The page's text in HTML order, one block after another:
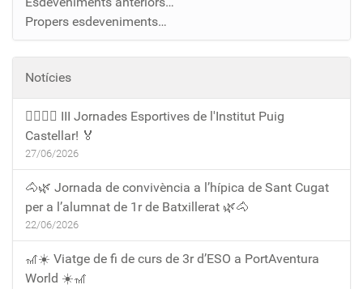
Propers esdeveniments…
Notícies
🏃‍♀️🏃‍♂️ III Jornades Esportives de l'Institut Puig
Castellar! 🏅
27/06/2026
🐴🌿 Jornada de convivència a l’hípica de Sant Cugat
per a l’alumnat de 1r de Batxillerat 🌿🐴
22/06/2026
🎢☀️ Viatge de fi de curs de 3r d’ESO a PortAventura
World ☀️🎢